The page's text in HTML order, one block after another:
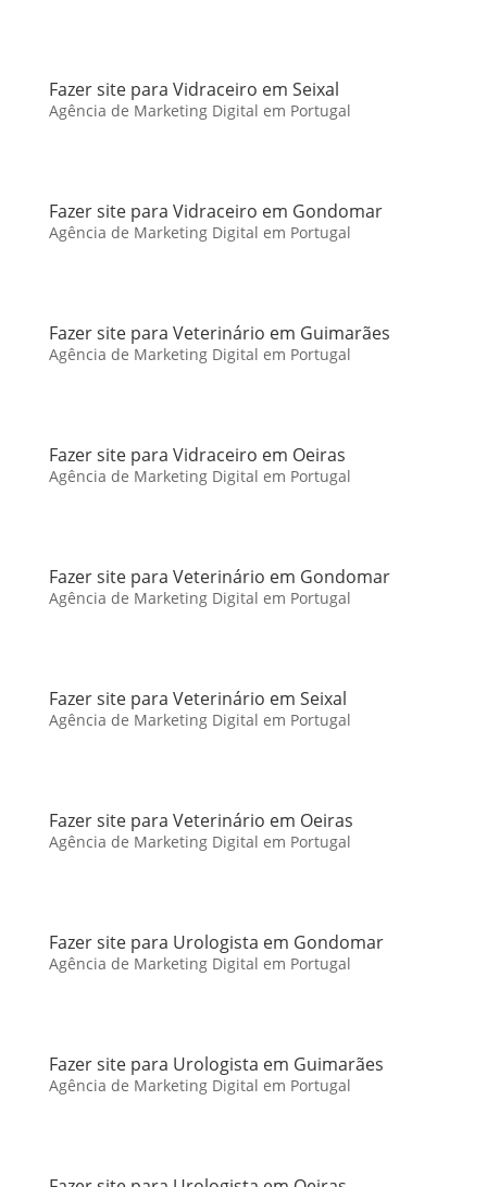
Fazer site para Vidraceiro em Seixal
Agência de Marketing Digital em Portugal
Fazer site para Vidraceiro em Gondomar
Agência de Marketing Digital em Portugal
Fazer site para Veterinário em Guimarães
Agência de Marketing Digital em Portugal
Fazer site para Vidraceiro em Oeiras
Agência de Marketing Digital em Portugal
Fazer site para Veterinário em Gondomar
Agência de Marketing Digital em Portugal
Fazer site para Veterinário em Seixal
Agência de Marketing Digital em Portugal
Fazer site para Veterinário em Oeiras
Agência de Marketing Digital em Portugal
Fazer site para Urologista em Gondomar
Agência de Marketing Digital em Portugal
Fazer site para Urologista em Guimarães
Agência de Marketing Digital em Portugal